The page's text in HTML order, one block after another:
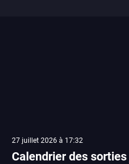
27 juillet 2026 à 17:32
Calendrier des